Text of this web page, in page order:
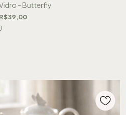
- Butterfly
R$39,00